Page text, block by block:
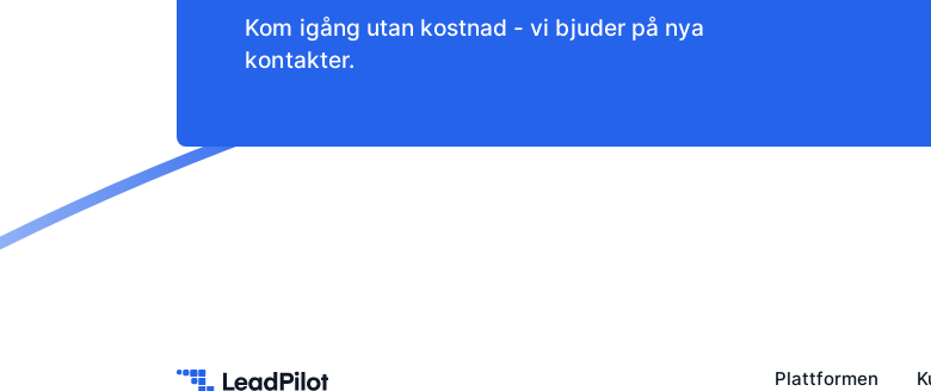
Kom igång utan kostnad - vi bjuder på nya
kontakter.
Plattformen